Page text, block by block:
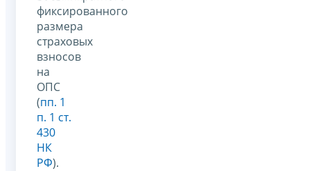
фиксированного
размера
страховых
взносов
на
ОПС
(пп. 1
п. 1 ст.
430
НК
РФ).